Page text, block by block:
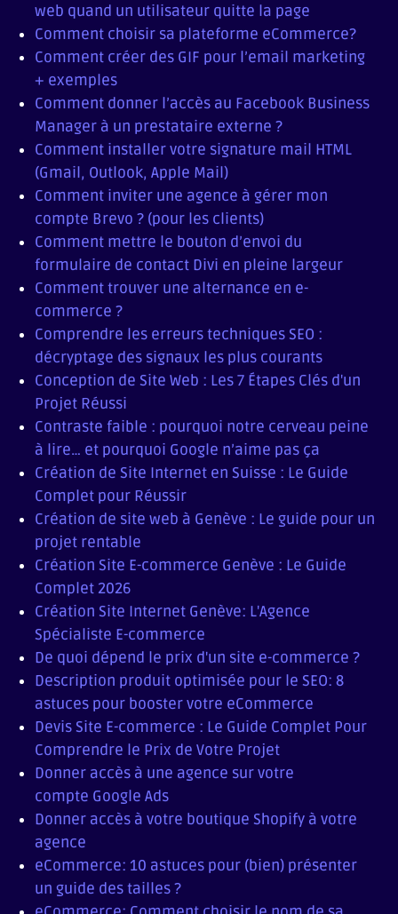
web quand un utilisateur quitte la page
Comment choisir sa plateforme eCommerce?
Comment créer des GIF pour l’email marketing
+ exemples
Comment donner l’accès au Facebook Business
Manager à un prestataire externe ?
Comment installer votre signature mail HTML
(Gmail, Outlook, Apple Mail)
Comment inviter une agence à gérer mon
compte Brevo ? (pour les clients)
Comment mettre le bouton d’envoi du
formulaire de contact Divi en pleine largeur
Comment trouver une alternance en e-
commerce ?
Comprendre les erreurs techniques SEO :
décryptage des signaux les plus courants
Conception de Site Web : Les 7 Étapes Clés d'un
Projet Réussi
Contraste faible : pourquoi notre cerveau peine
à lire… et pourquoi Google n’aime pas ça
Création de Site Internet en Suisse : Le Guide
Complet pour Réussir
Création de site web à Genève : Le guide pour un
projet rentable
Création Site E-commerce Genève : Le Guide
Complet 2026
Création Site Internet Genève: L'Agence
Spécialiste E-commerce
De quoi dépend le prix d'un site e-commerce ?
Description produit optimisée pour le SEO: 8
astuces pour booster votre eCommerce
Devis Site E-commerce : Le Guide Complet Pour
Comprendre le Prix de Votre Projet
Donner accès à une agence sur votre
compte Google Ads
Donner accès à votre boutique Shopify à votre
agence
eCommerce: 10 astuces pour (bien) présenter
un guide des tailles ?